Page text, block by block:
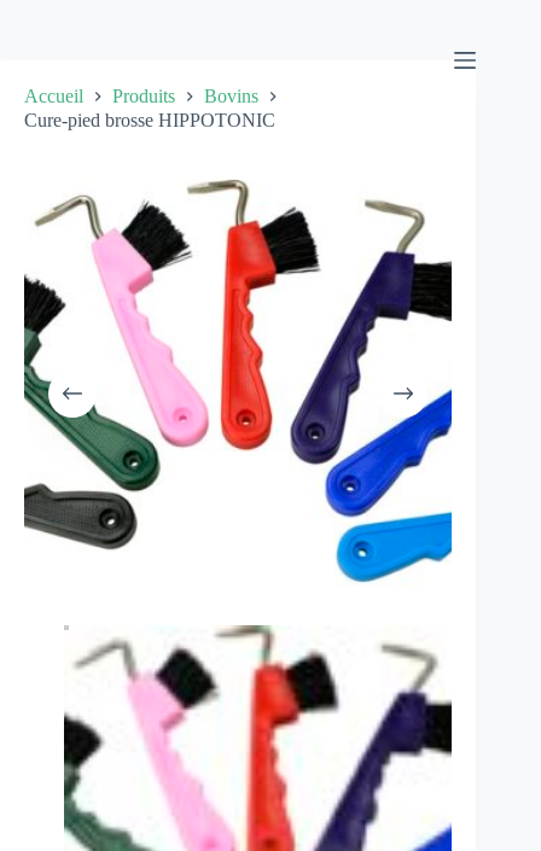
Accueil Produits
Bovins
Cure-pied brosse HIPPOTONIC